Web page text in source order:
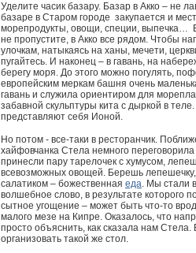
Уделите часик базару. Базар в Акко – не
базаре в Старом городе закупается и
морепродукты, овощи, специи, выпечка…
не пропустите, в Акко все рядом. Чтобы
улочкам, натыкаясь на ханы, мечети,
пугайтесь. И наконец – в гавань, на
берегу моря. До этого можно погулять,
европейским меркам башня очень
гавань и служила ориентиром для
забавной скульптуры кита с дыркой в
представляют себя Ионой.
Но потом - все-таки в ресторанчик.
хайфовчанка Стела немного
принесли пару тарелочек с хумусом,
всевозможных овощей. Берешь
салатиком – божественная еда. Мы стали
волшебное слово, в результате которого
сытное угощение – может быть что-то
малого мезе на Кипре. Оказалось, что
просто объяснить, как сказала нам
организовать такой же стол.